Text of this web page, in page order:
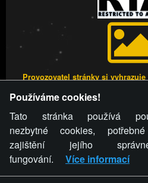
Provozovatel stránky si
stránky týče, ani osoba, která
stránku, nemůže z důvodu
komentáře pro výše
provozovateli stránky žádný
nemajetkové
Používáme cookies!
Tato stránka používá
nezbytné cookies,
zajištění jejího
fungování.
Více informací